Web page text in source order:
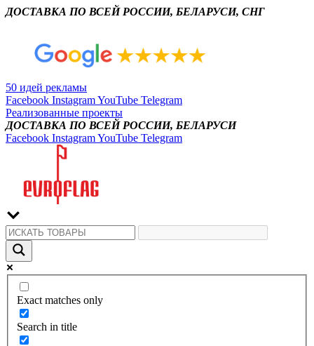
ДОСТАВКА ПО ВСЕЙ РОССИИ, БЕЛАРУСИ, СНГ
50 идей рекламы
Facebook InstagramYouTube Telegram
Реализованные проекты
ДОСТАВКА ПО ВСЕЙ РОССИИ, БЕЛАРУСИ
Facebook InstagramYouTube Telegram
Exact matches only
Search in title